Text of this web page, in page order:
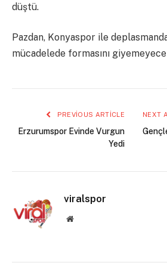
düştü.
Pazdan, Konyaspor ile
mücadelede formasını
PREVIOUS ARTICLE
Erzurumspor Evinde Vurgun
Yedi
NEXT
viralspor
Website